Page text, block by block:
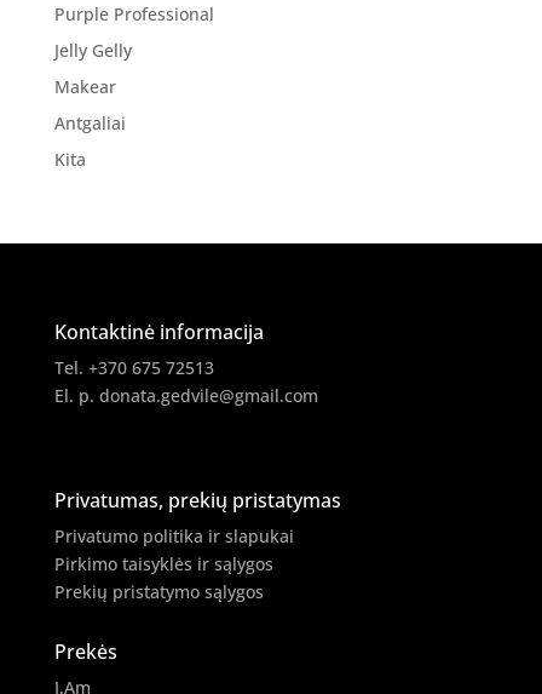
Purple Professional
Jelly Gelly
Makear
Antgaliai
Kita
Kontaktinė informacija
Tel. +370 675 72513
El. p. donata.gedvile@gmail.com
Privatumas, prekių pristatymas
Privatumo politika ir slapukai
Pirkimo taisyklės ir sąlygos
Prekių pristatymo sąlygos
Prekės
I.Am